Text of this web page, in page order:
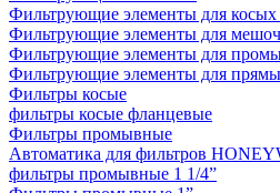
Фильтрующие элементы для косых
Фильтрующие элементы для
Фильтрующие элементы для
Фильтрующие элементы для
Фильтры косые
фильтры косые фланцевые
Фильтры промывные
Автоматика для фильтров
фильтры промывные 1 1/4”